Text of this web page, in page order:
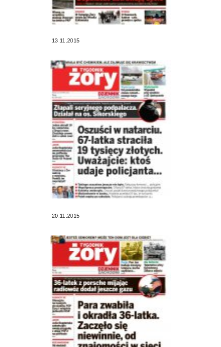
13.11.2015
20.11.2015